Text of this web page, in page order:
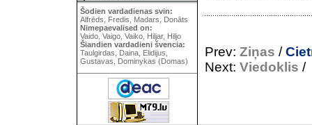
Šodien vardadienas svin:
Alfrēds, Fredis, Madars, Donāts
Nimepaevalised on:
Vaido, Vaigo, Vaiko, Hiljar, Hiljo
Šiandien vardadieni švencia:
Taulgirdas, Daina, Elidijus,
Gustavas, Dominykas (Domas)
Prev: Ziņas /
Next: Viedoklis /